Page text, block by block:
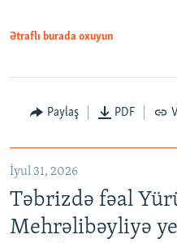
Ətraflı burada oxuyun
Paylaş PDF
İyul 31, 2026
Təbrizdə fəal
Mehrəlibəyliyə